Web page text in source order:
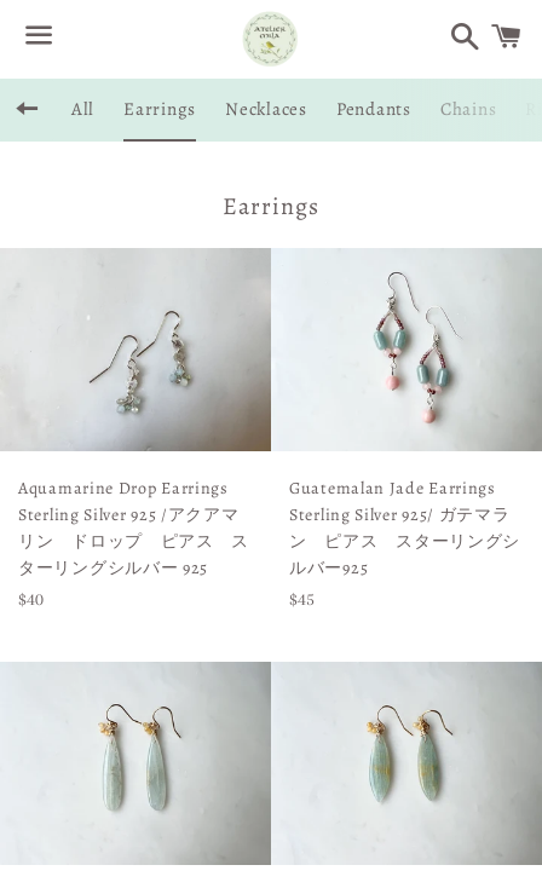
Search
Back to site navigation
All Earrings Necklaces Pendants Chains
Collection:
Earrings
Aquamarine Drop Earrings
Sterling Silver 925 /アクアマ
リン ドロップ ピアス ス
ターリングシルバー 925
Regular
$40
Guatemalan Jade Earrings
Sterling Silver 925/ ガテマラ
ン ピアス スターリングシ
ルバー925
Regular
$45